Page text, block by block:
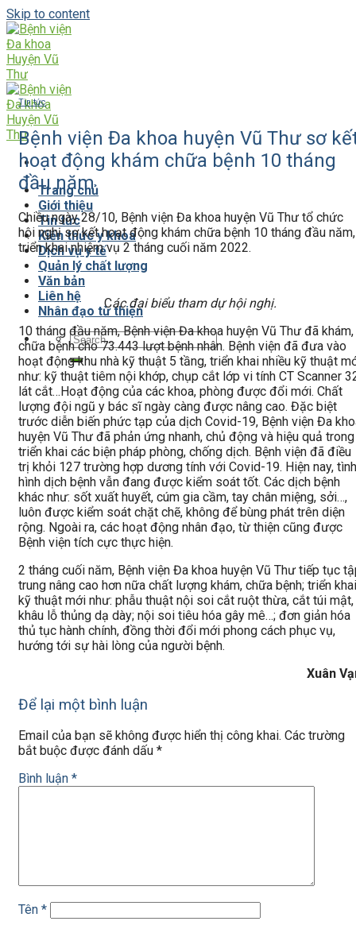
Skip to content
Trang chủ
Giới thiệu
Tin tức
Kiến thức y khoa
Dịch vụ y tế
Quản lý chất lượng
Văn bản
Liên hệ
Nhân đạo từ thiện
Tin tức
Bệnh viện Đa khoa huyện Vũ Thư sơ
hoạt động khám chữa bệnh 10 tháng
đầu năm
Chiều ngày 28/10, Bệnh viện Đa khoa huyện Vũ Thư tổ chức
hội nghị sơ kết hoạt động khám chữa bệnh 10 tháng đầu năm,
triển khai nhiệm vụ 2 tháng cuối năm 2022.
Các đại biểu tham dự hội nghị.
10 tháng đầu năm, Bệnh viện Đa khoa huyện Vũ Thư đã khám,
chữa bệnh cho 73.443 lượt bệnh nhân. Bệnh viện đã đưa vào
hoạt động khu nhà kỹ thuật 5 tầng, triển khai nhiều kỹ thuật
như: kỹ thuật tiêm nội khớp, chụp cắt lớp vi tính CT Scanner
lát cắt…Hoạt động của các khoa, phòng được đổi mới. Chất
lượng đội ngũ y bác sĩ ngày càng được nâng cao. Đặc biệt
trước diễn biến phức tạp của dịch Covid-19, Bệnh viện Đa
huyện Vũ Thư đã phản ứng nhanh, chủ động và hiệu quả trong
triển khai các biện pháp phòng, chống dịch. Bệnh viện đã điều
trị khỏi 127 trường hợp dương tính với Covid-19. Hiện nay, tình
hình dịch bệnh vẫn đang được kiểm soát tốt. Các dịch bệnh
khác như: sốt xuất huyết, cúm gia cầm, tay chân miệng, sởi…,
luôn được kiểm soát chặt chẽ, không để bùng phát trên diện
rộng. Ngoài ra, các hoạt động nhân đạo, từ thiện cũng được
Bệnh viện tích cực thực hiện.
2 tháng cuối năm, Bệnh viện Đa khoa huyện Vũ Thư tiếp tục
trung nâng cao hơn nữa chất lượng khám, chữa bệnh; triển khai
kỹ thuật mới như: phẫu thuật nội soi cắt ruột thừa, cắt túi mật,
khâu lỗ thủng dạ dày; nội soi tiêu hóa gây mê…; đơn giản hóa
thủ tục hành chính, đồng thời đổi mới phong cách phục vụ,
hướng tới sự hài lòng của người bệnh.
Xuân
Để lại một bình luận
Email của bạn sẽ không được hiển thị công khai. Các trường
bắt buộc được đánh dấu *
Bình luận *
Tên *